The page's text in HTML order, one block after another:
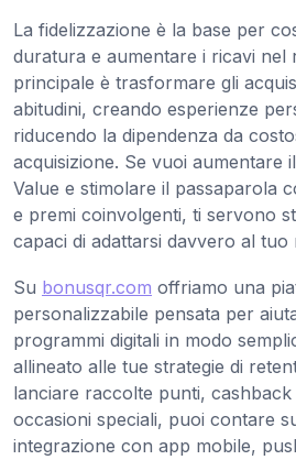
La fidelizzazione è la base per
duratura e aumentare i ricavi nel
principale è trasformare gli
abitudini, creando esperienze
riducendo la dipendenza da
acquisizione. Se vuoi aumentare
Value e stimolare il passaparola
e premi coinvolgenti, ti servono
capaci di adattarsi davvero al tuo
Su bonusqr.com offriamo una
personalizzabile pensata per
programmi digitali in modo
allineato alle tue strategie di
lanciare raccolte punti,
occasioni speciali, puoi contare
integrazione con app mobile,